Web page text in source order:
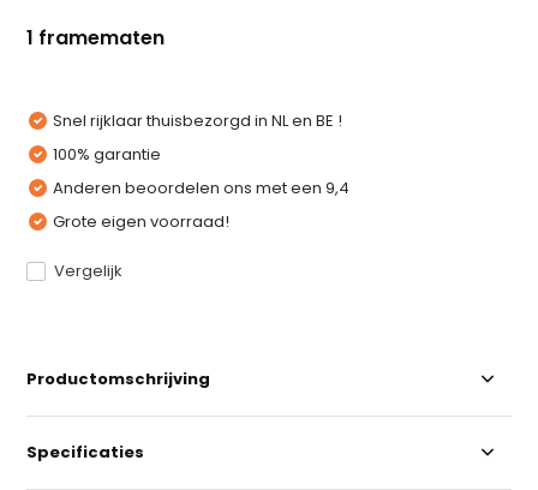
1 framematen
Snel rijklaar thuisbezorgd in NL en BE !
100% garantie
Anderen beoordelen ons met een 9,4
Grote eigen voorraad!
Vergelijk
Productomschrijving
Specificaties